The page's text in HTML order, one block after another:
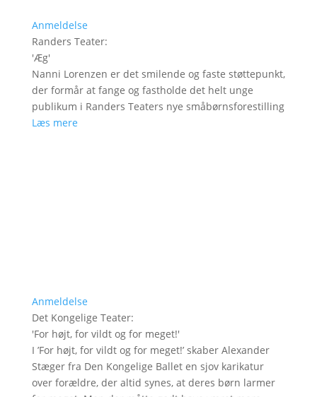
Anmeldelse
Randers Teater:
'Æg'
Nanni Lorenzen er det smilende og faste støttepunkt,
der formår at fange og fastholde det helt unge
publikum i Randers Teaters nye småbørnsforestilling
Læs mere
Anmeldelse
Det Kongelige Teater:
'For højt, for vildt og for meget!'
I ’For højt, for vildt og for meget!’ skaber Alexander
Stæger fra Den Kongelige Ballet en sjov karikatur
over forældre, der altid synes, at deres børn larmer